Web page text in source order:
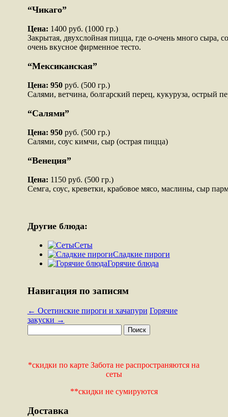
“Чикаго”
Цена: 1400 руб. (1000 гр.)
Закрытая, двухслойная пицца, где о-очень много сыра,
очень вкусное фирменное тесто.
“Мексиканская”
Цена: 950руб. (500 гр.)
Салями, ветчина, болгарский перец, кукуруза, острый
“Салями”
Цена: 950руб. (500 гр.)
Салями, соус кимчи, сыр (острая пицца)
“Венеция”
Цена: 1150 руб. (500 гр.)
Семга, соус, креветки, крабовое мясо, маслины, сыр
Другие блюда:
Сеты
Сладкие пироги
Горячие блюда
Навигация по записям
← Осетинские пироги и хачапури Горячие
закуски →
*скидки по карте Забота не распространяются на
сеты
**скидки не сумируются
Доставка